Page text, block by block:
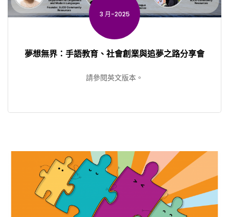
3 月-2025
夢想無界：手語教育、社會創業與追夢之路分享會
請參閱英文版本。